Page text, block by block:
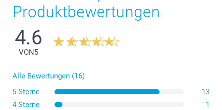
Produktbewertungen
4.6
VON5
Alle Bewertungen (16)
5 Sterne
13
4 Sterne
1